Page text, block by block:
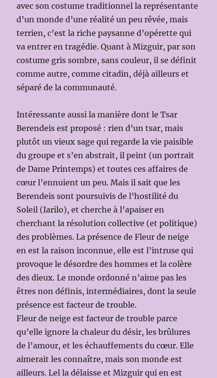
avec son costume traditionnel la représentante
d’un monde d’une réalité un peu rêvée, mais
terrien, c’est la riche paysanne d’opérette qui
va entrer en tragédie. Quant à Mizguir, par son
costume gris sombre, sans couleur, il se définit
comme autre, comme citadin, déjà ailleurs et
séparé de la communauté.
Intéressante aussi la manière dont le Tsar
Berendeis est proposé : rien d’un tsar, mais
plutôt un vieux sage qui regarde la vie paisible
du groupe et s’en abstrait, il peint (un portrait
de Dame Printemps) et toutes ces affaires de
cœur l’ennuient un peu. Mais il sait que les
Berendeis sont poursuivis de l’hostilité du
Soleil (Iarilo), et cherche à l’apaiser en
cherchant la résolution collective (et politique)
des problèmes. La présence de Fleur de neige
en est la raison inconnue, elle est l’intruse qui
provoque le désordre des hommes et la colère
des dieux. Le monde ordonné n’aime pas les
êtres non définis, intermédiaires, dont la seule
présence est facteur de trouble.
Fleur de neige est facteur de trouble parce
qu’elle ignore la chaleur du désir, les brûlures
de l’amour, et les échauffements du cœur. Elle
aimerait les connaître, mais son monde est
ailleurs. Lel la délaisse et Mizguir qui en est